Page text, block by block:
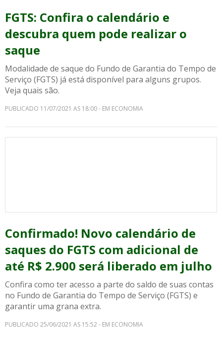
FGTS: Confira o calendário e
descubra quem pode realizar o
saque
Modalidade de saque do Fundo de Garantia do Tempo de
Serviço (FGTS) já está disponível para alguns grupos.
Veja quais são.
PUBLICADO 11/07/2021 AS 18:00 - EM ECONOMIA
Confirmado! Novo calendário de
saques do FGTS com adicional de
até R$ 2.900 será liberado em julho
Confira como ter acesso a parte do saldo de suas contas
no Fundo de Garantia do Tempo de Serviço (FGTS) e
garantir uma grana extra.
PUBLICADO 25/06/2021 AS 15:52 - EM ECONOMIA